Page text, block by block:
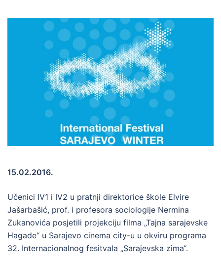
15.02.2016.
Učenici IV1 i IV2 u pratnji direktorice škole Elvire
Jašarbašić, prof. i profesora sociologije Nermina
Zukanovića posjetili projekciju filma „Tajna sarajevske
Hagade“ u Sarajevo cinema city-u u okviru programa
32. Internacionalnog fesitvala „Sarajevska zima“.